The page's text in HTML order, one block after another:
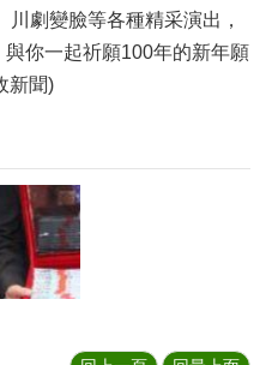
劇變臉等各種精采演出，
你一起祈願100年的新年願
新聞)